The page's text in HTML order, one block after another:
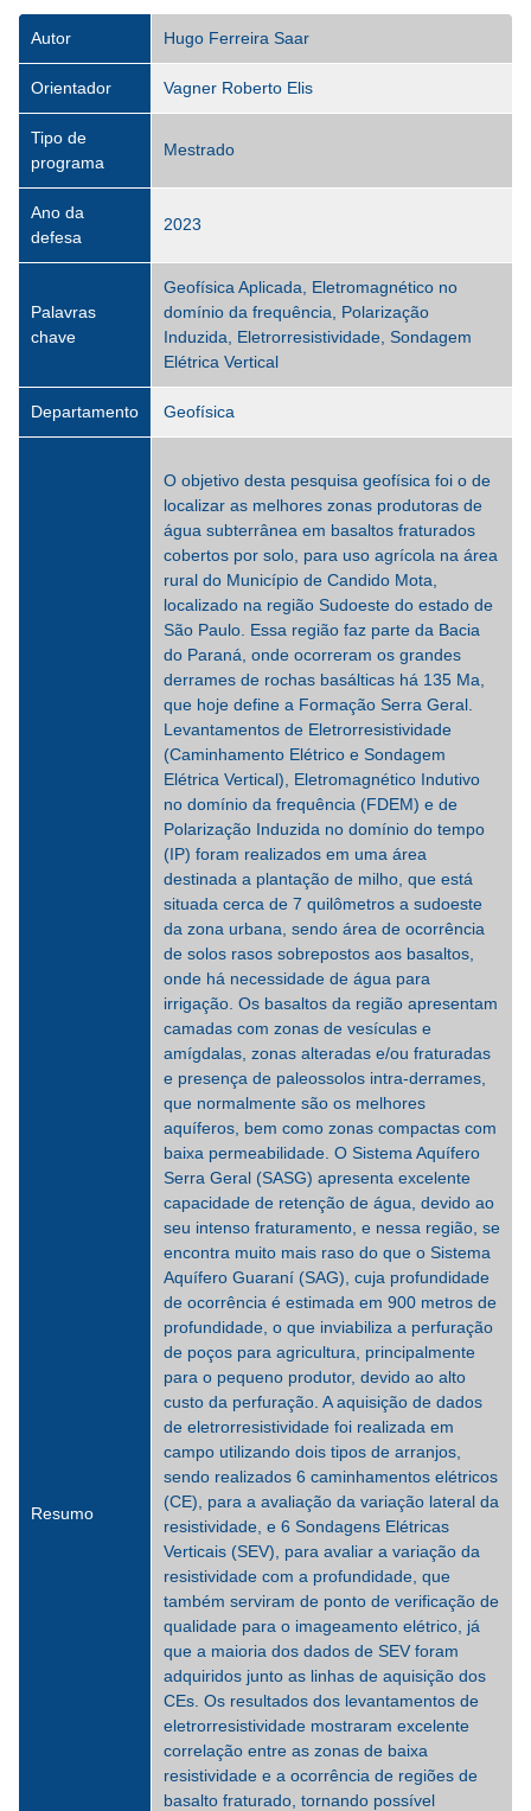
Autor Hugo Ferreira Saar
Orientador Vagner Roberto Elis
Tipo de
programa
Mestrado
Ano da
defesa
2023
Palavras
chave
Geofísica Aplicada, Eletromagnético no
domínio da frequência, Polarização
Induzida, Eletrorresistividade, Sondagem
Elétrica Vertical
Departamento Geofísica
Resumo
O objetivo desta pesquisa geofísica foi o de
localizar as melhores zonas produtoras de
água subterrânea em basaltos fraturados
cobertos por solo, para uso agrícola na área
rural do Município de Candido Mota,
localizado na região Sudoeste do estado de
São Paulo. Essa região faz parte da Bacia
do Paraná, onde ocorreram os grandes
derrames de rochas basálticas há 135 Ma,
que hoje define a Formação Serra Geral.
Levantamentos de Eletrorresistividade
(Caminhamento Elétrico e Sondagem
Elétrica Vertical), Eletromagnético Indutivo
no domínio da frequência (FDEM) e de
Polarização Induzida no domínio do tempo
(IP) foram realizados em uma área
destinada a plantação de milho, que está
situada cerca de 7 quilômetros a sudoeste
da zona urbana, sendo área de ocorrência
de solos rasos sobrepostos aos basaltos,
onde há necessidade de água para
irrigação. Os basaltos da região apresentam
camadas com zonas de vesículas e
amígdalas, zonas alteradas e/ou fraturadas
e presença de paleossolos intra-derrames,
que normalmente são os melhores
aquíferos, bem como zonas compactas com
baixa permeabilidade. O Sistema Aquífero
Serra Geral (SASG) apresenta excelente
capacidade de retenção de água, devido ao
seu intenso fraturamento, e nessa região, se
encontra muito mais raso do que o Sistema
Aquífero Guaraní (SAG), cuja profundidade
de ocorrência é estimada em 900 metros de
profundidade, o que inviabiliza a perfuração
de poços para agricultura, principalmente
para o pequeno produtor, devido ao alto
custo da perfuração. A aquisição de dados
de eletrorresistividade foi realizada em
campo utilizando dois tipos de arranjos,
sendo realizados 6 caminhamentos elétricos
(CE), para a avaliação da variação lateral da
resistividade, e 6 Sondagens Elétricas
Verticais (SEV), para avaliar a variação da
resistividade com a profundidade, que
também serviram de ponto de verificação de
qualidade para o imageamento elétrico, já
que a maioria dos dados de SEV foram
adquiridos junto as linhas de aquisição dos
CEs. Os resultados dos levantamentos de
eletrorresistividade mostraram excelente
correlação entre as zonas de baixa
resistividade e a ocorrência de regiões de
basalto fraturado, tornando possível